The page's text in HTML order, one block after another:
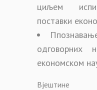
циљем
поставки
одговорних
економском
Вјештине